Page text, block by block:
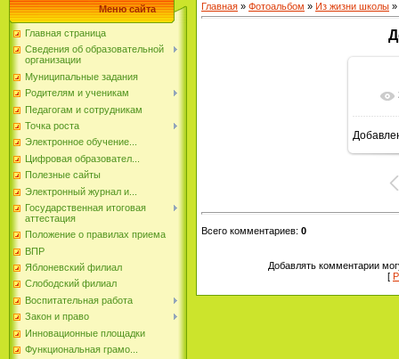
Меню сайта
Главная страница
Сведения об образовательной
организации
Муниципальные задания
Родителям и ученикам
Педагогам и сотрудникам
Точка роста
Электронное обучение...
Цифровая образовател...
Полезные сайты
Электронный журнал и...
Государственная итоговая
аттестация
Положение о правилах приема
ВПР
Яблоневский филиал
Слободский филиал
Воспитательная работа
Закон и право
Инновационные площадки
Функциональная грамо...
Главная » Фотоальбом » Из жизни школы »
Всего комментариев: 0
Добавлять комментарии
[